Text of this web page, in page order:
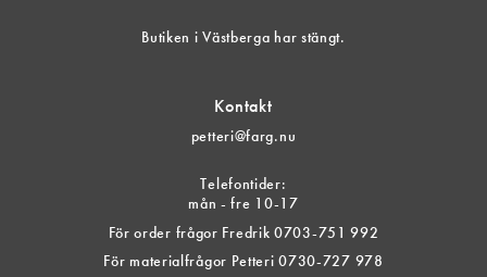
Butiken i Västberga har stängt.
Kontakt
petteri@farg.nu
Telefontider:
mån - fre 10-17
För order frågor Fredrik 0703-751 992
För materialfrågor Petteri 0730-727 978